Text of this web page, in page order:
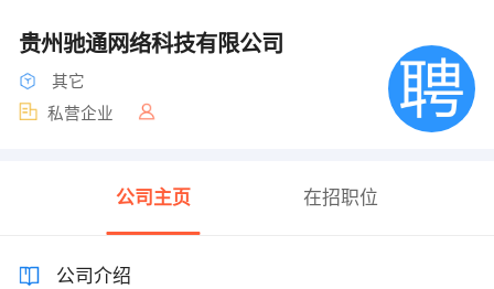
贵州驰通网络科技有限公司
其它
私营企业
公司主页 在招职位
公司介绍